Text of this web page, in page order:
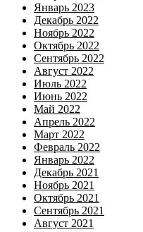
Январь 2023
Декабрь 2022
Ноябрь 2022
Октябрь 2022
Сентябрь 2022
Август 2022
Июль 2022
Июнь 2022
Май 2022
Апрель 2022
Март 2022
Февраль 2022
Январь 2022
Декабрь 2021
Ноябрь 2021
Октябрь 2021
Сентябрь 2021
Август 2021